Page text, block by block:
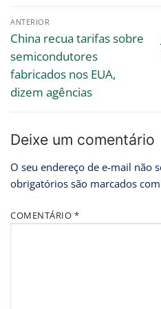
ANTERIOR
China recua tarifas sobre
semicondutores
fabricados nos EUA,
dizem agências
Deixe um comentário
O seu endereço de e-mail não
obrigatórios são marcados com
COMENTÁRIO *